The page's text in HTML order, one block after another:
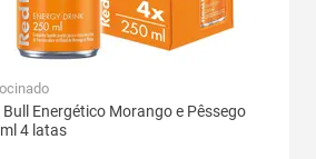
Bull Energético Morango e Pêssego
4 latas